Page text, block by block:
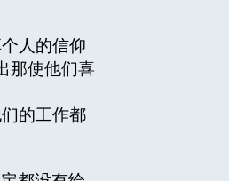
人的信仰
那使他们喜
的工作都